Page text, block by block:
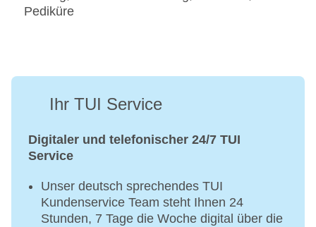
Pediküre
Ihr TUI Service
Digitaler und telefonischer 24/7 TUI
Service
Unser deutsch sprechendes TUI
Kundenservice Team steht Ihnen 24
Stunden, 7 Tage die Woche digital über die